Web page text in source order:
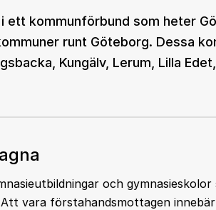
ett kommunförbund som heter
runt Göteborg. Dessa
Kungälv, Lerum, Lilla
och
vara förstahandsmottagen